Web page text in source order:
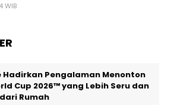
WIB
Hadirkan Pengalaman Menonton
Cup 2026™ yang Lebih Seru dan
Rumah